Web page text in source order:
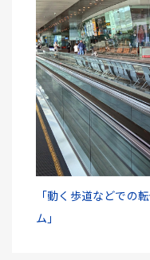
「動く歩道などでの
ム」